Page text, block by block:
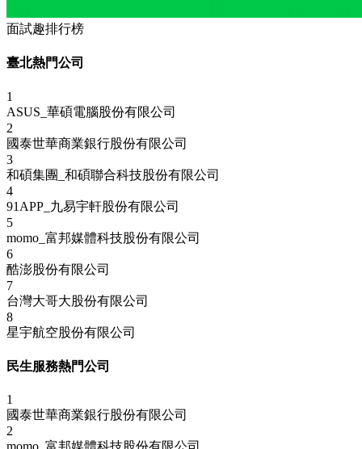
面試趣排行榜
臺北熱門公司
1
ASUS_華碩電腦股份有限公司
2
國泰世華商業銀行股份有限公司
3
和碩集團_和碩聯合科技股份有限公司
4
91APP_九易宇軒股份有限公司
5
momo_富邦媒體科技股份有限公司
6
酷澎股份有限公司
7
台灣大哥大股份有限公司
8
星宇航空股份有限公司
民生服務熱門公司
1
國泰世華商業銀行股份有限公司
2